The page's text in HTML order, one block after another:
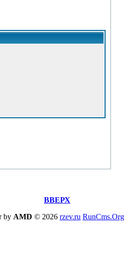
ВВЕРХ
by AMD © 2026 rzev.ru RunCms.Org